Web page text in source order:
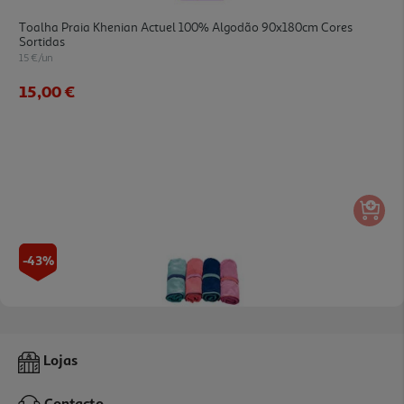
Toalha Praia Khenian Actuel 100% Algodão 90x180cm Cores
Sortidas
15 €/un
15,00 €
-43%
Toalha Praia Microfibra Actuel 80x130cm Cores Sortidas
Lojas